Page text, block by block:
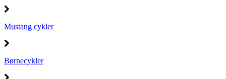
Mustang cykler
Børnecykler